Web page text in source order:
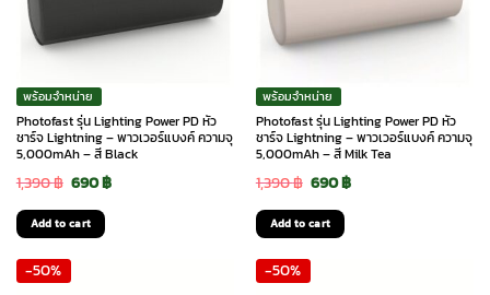
พร้อมจำหน่าย
Photofast รุ่น Lighting Power PD หัว
ชาร์จ Lightning – พาวเวอร์แบงค์ ความจุ
5,000mAh – สี Black
1,390฿ Original
price
was:
1,390 ฿.
690฿Current
Add to cart
พร้อมจำหน่าย
Photofast รุ่น Lighting Power PD หัว
ชาร์จ Lightning – พาวเวอร์แบงค์ ความจุ
5,000mAh – สี Milk Tea
1,390฿ Original
price
was:
1,390 ฿.
690฿Current
Add to cart
-50% -50%